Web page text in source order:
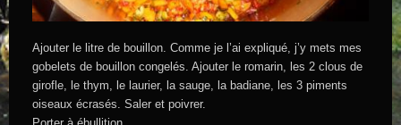
Ajouter le litre de bouillon. Comme je l’ai expliqué, j’y mets mes
gobelets de bouillon congelés. Ajouter le romarin, les 2 clous de
girofle, le thym, le laurier, la sauge, la badiane, les 3 piments
oiseaux écrasés. Saler et poivrer.